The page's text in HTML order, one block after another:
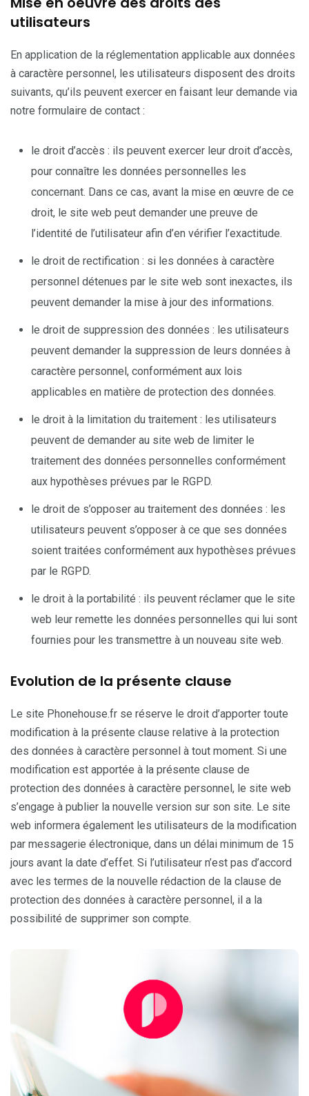
utilisateurs
En application de la réglementation applicable aux données
à caractère personnel, les utilisateurs disposent des droits
suivants, qu’ils peuvent exercer en faisant leur demande via
notre formulaire de contact :
le droit d’accès : ils peuvent exercer leur droit d’accès,
pour connaître les données personnelles les
concernant. Dans ce cas, avant la mise en œuvre de ce
droit, le site web peut demander une preuve de
l’identité de l’utilisateur afin d’en vérifier l’exactitude.
le droit de rectification : si les données à caractère
personnel détenues par le site web sont inexactes, ils
peuvent demander la mise à jour des informations.
le droit de suppression des données : les utilisateurs
peuvent demander la suppression de leurs données à
caractère personnel, conformément aux lois
applicables en matière de protection des données.
le droit à la limitation du traitement : les utilisateurs
peuvent de demander au site web de limiter le
traitement des données personnelles conformément
aux hypothèses prévues par le RGPD.
le droit de s’opposer au traitement des données : les
utilisateurs peuvent s’opposer à ce que ses données
soient traitées conformément aux hypothèses prévues
par le RGPD.
le droit à la portabilité : ils peuvent réclamer que le site
web leur remette les données personnelles qui lui sont
fournies pour les transmettre à un nouveau site web.
Evolution de la présente clause
Le site Phonehouse.fr se réserve le droit d’apporter toute
modification à la présente clause relative à la protection
des données à caractère personnel à tout moment. Si une
modification est apportée à la présente clause de
protection des données à caractère personnel, le site web
s’engage à publier la nouvelle version sur son site. Le site
web informera également les utilisateurs de la modification
par messagerie électronique, dans un délai minimum de 15
jours avant la date d’effet. Si l’utilisateur n’est pas d’accord
avec les termes de la nouvelle rédaction de la clause de
protection des données à caractère personnel, il a la
possibilité de supprimer son compte.